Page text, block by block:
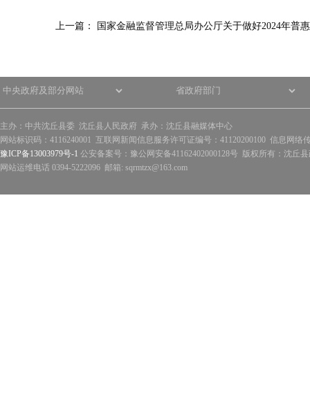
上一篇： 国家金融监督管理总局办公厅关于做好2024年普
主办：中共沈丘县委 沈丘县人民政府 承办：沈丘县融媒体中心
网站标识码：4116240001 互联网新闻信息服务许可证编号：41120200100 信息网络
豫ICP备13003979号-1 公安备案号：豫公网安备41162402000128号 版权所有：沈丘
网站运维电话 0394-5222096 邮箱: sqrmtzx@163.com